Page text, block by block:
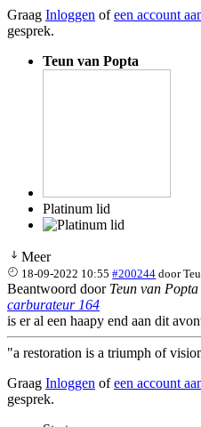
Graag Inloggen ofeen account
gesprek.
Teun van Popta
Platinum lid
Meer
18-09-2022 10:55 #200244 door
Beantwoord door Teun van Popta
carburateur 164
is er al een haapy end aan dit
"a restoration is a triumph of
Graag Inloggen ofeen account
gesprek.